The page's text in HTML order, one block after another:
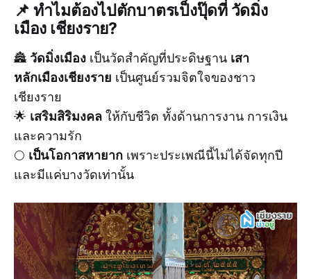
📌 ทำไมต้องไปตักบาตรเป็งปุ๊ดที่ วัดมิ่ง
เมือง เชียงราย?
🏯 วัดมิ่งเมือง เป็นวัดสำคัญที่ประดิษฐาน เสา
หลักเมืองเชียงราย เป็นศูนย์รวมจิตใจของชาว
เชียงราย
🌟 เสริมสิริมงคล ให้กับชีวิต ทั้งด้านการงาน การเงิน
และความรัก
🌕 เป็นโอกาสหายาก เพราะประเพณีนี้ไม่ได้จัดทุกปี
และมีแค่บางวัดเท่านั้น